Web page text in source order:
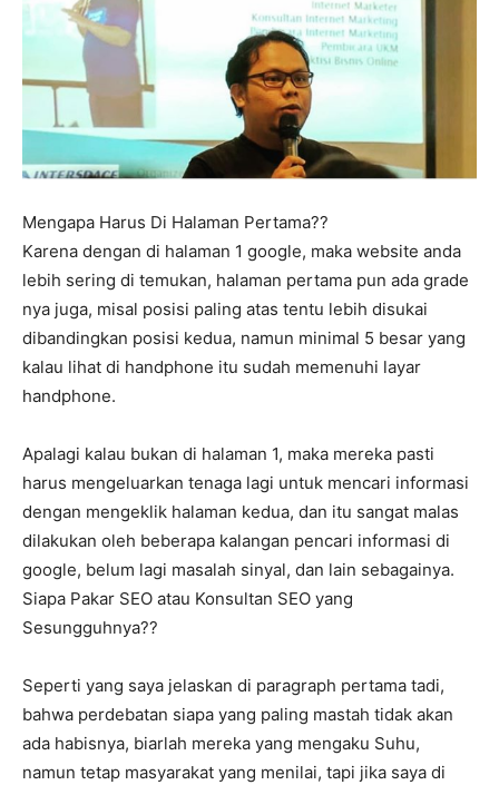
Mengapa Harus Di Halaman Pertama??
Karena dengan di halaman 1 google, maka website anda
lebih sering di temukan, halaman pertama pun ada grade
nya juga, misal posisi paling atas tentu lebih disukai
dibandingkan posisi kedua, namun minimal 5 besar yang
kalau lihat di handphone itu sudah memenuhi layar
handphone.
Apalagi kalau bukan di halaman 1, maka mereka pasti
harus mengeluarkan tenaga lagi untuk mencari informasi
dengan mengeklik halaman kedua, dan itu sangat malas
dilakukan oleh beberapa kalangan pencari informasi di
google, belum lagi masalah sinyal, dan lain sebagainya.
Siapa Pakar SEO atau Konsultan SEO yang
Sesungguhnya??
Seperti yang saya jelaskan di paragraph pertama tadi,
bahwa perdebatan siapa yang paling mastah tidak akan
ada habisnya, biarlah mereka yang mengaku Suhu,
namun tetap masyarakat yang menilai, tapi jika saya di